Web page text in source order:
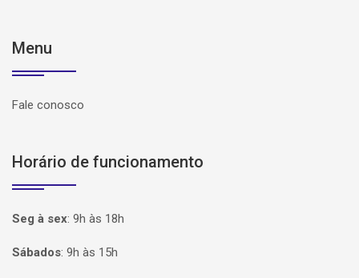
Menu
Fale conosco
Horário de funcionamento
Seg à sex: 9h às 18h
Sábados: 9h às 15h